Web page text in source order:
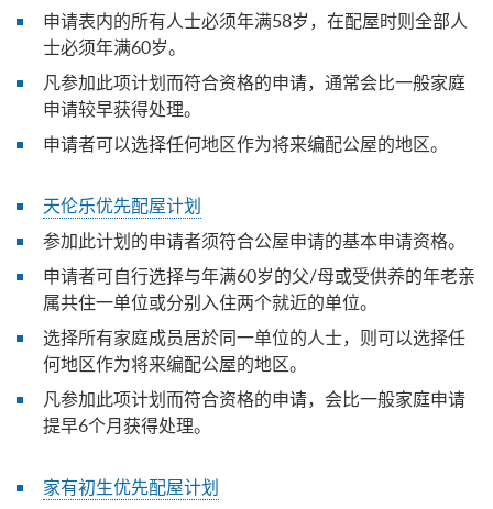
申请表内的所有人士必须年满58岁，在配屋时则全部人
士必须年满60岁。
凡参加此项计划而符合资格的申请，通常会比一般家庭
申请较早获得处理。
申请者可以选择任何地区作为将来编配公屋的地区。
天伦乐优先配屋计划
参加此计划的申请者须符合公屋申请的基本申请资格。
申请者可自行选择与年满60岁的父/母或受供养的年老亲
属共住一单位或分别入住两个就近的单位。
选择所有家庭成员居於同一单位的人士，则可以选择任
何地区作为将来编配公屋的地区。
凡参加此项计划而符合资格的申请，会比一般家庭申请
提早6个月获得处理。
家有初生优先配屋计划